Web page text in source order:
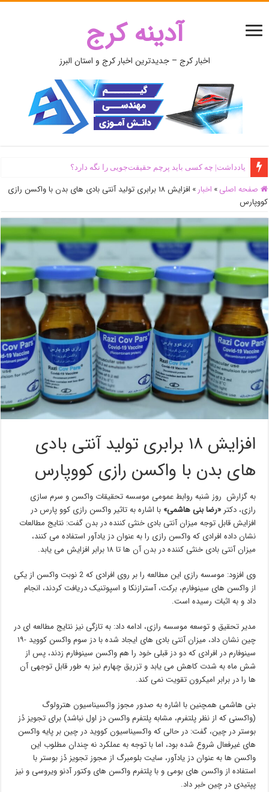
آدینه کرج
اخبار کرج – جدیدترین اخبار کرج و استان البرز
یادداشت| ‌چه کسی باید پرچم حقیقت‌جویی را نگه دارد؟
صفحه اصلی » اخبار »
افزایش ۱۸ برابری تولید آنتی بادی های بدن با واکسن رازی
کووپارس
افزایش ۱۸ برابری تولید آنتی بادی
های بدن با واکسن رازی کووپارس
به گزارش روز شنبه روابط عمومی موسسه تحقیقات واکسن و سرم سازی
رازی، دکتر«رضا بنی هاشمی» با اشاره به تاثیر واکسن رازی کوو پارس در
افزایش قابل توجه میزان آنتی بادی خنثی کننده در بدن گفت: نتایج مطالعات
نشان داده افرادی که واکسن رازی را به عنوان دز یادآور استفاده می کنند،
میزان آنتی بادی خنثی کننده در بدن آن ها تا ۱۸ برابر افزایش می یابد.
وی افزود: موسسه رازی این مطالعه را بر روی افرادی که 2 نوبت واکسن از یکی
از واکسن های سینوفارم، برکت، آسترازنکا و اسپوتنیک دریافت کردند، انجام
داد و به اثبات رسیده است.
مدیر تحقیق و توسعه موسسه رازی، ادامه داد: به تازگی نیز نتایج مطالعه ای در
چین نشان داد، میزان آنتی بادی های ایجاد شده با دز سوم واکسن کووید -۱۹
سینوفارم در افرادی که دو دز قبلی خود را هم‌ واکسن سینوفارم زدند، پس از
شش ماه به شدت کاهش می یابد و تزریق چهارم نیز به طور قابل توجهی آن
ها را در برابر امیکرون تقویت نمی کند.
بنی هاشمی همچنین با اشاره به صدور مجوز واکسیناسیون هترولوگ
(واکسنی که از نظر پلتفرم، مشابه پلتفرم واکسن دز اول نباشد) برای تجویز دُز
بوستر در چین، گفت: در حالی که واکسیناسیون کووید در چین بر پایه واکسن
های غیرفعال شروع شده بود، اما با توجه به عملکرد نه چندان مطلوب این
واکسن ها به عنوان دز یادآور، سایت بلومبرگ از مجوز تجویز دُز بوستر با
استفاده از واکسن های بومی و با پلتفرم واکسن های وکتور آدنو ویروسی و نیز
پپتیدی در چین خبر داد.